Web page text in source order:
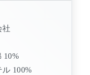
社
10%
100%